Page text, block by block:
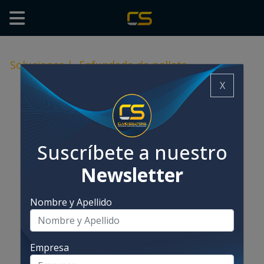
Soluciones| Enfundado de pallets
X
Suscríbete a nuestro
Newsletter
Nombre y Apellido
Empresa